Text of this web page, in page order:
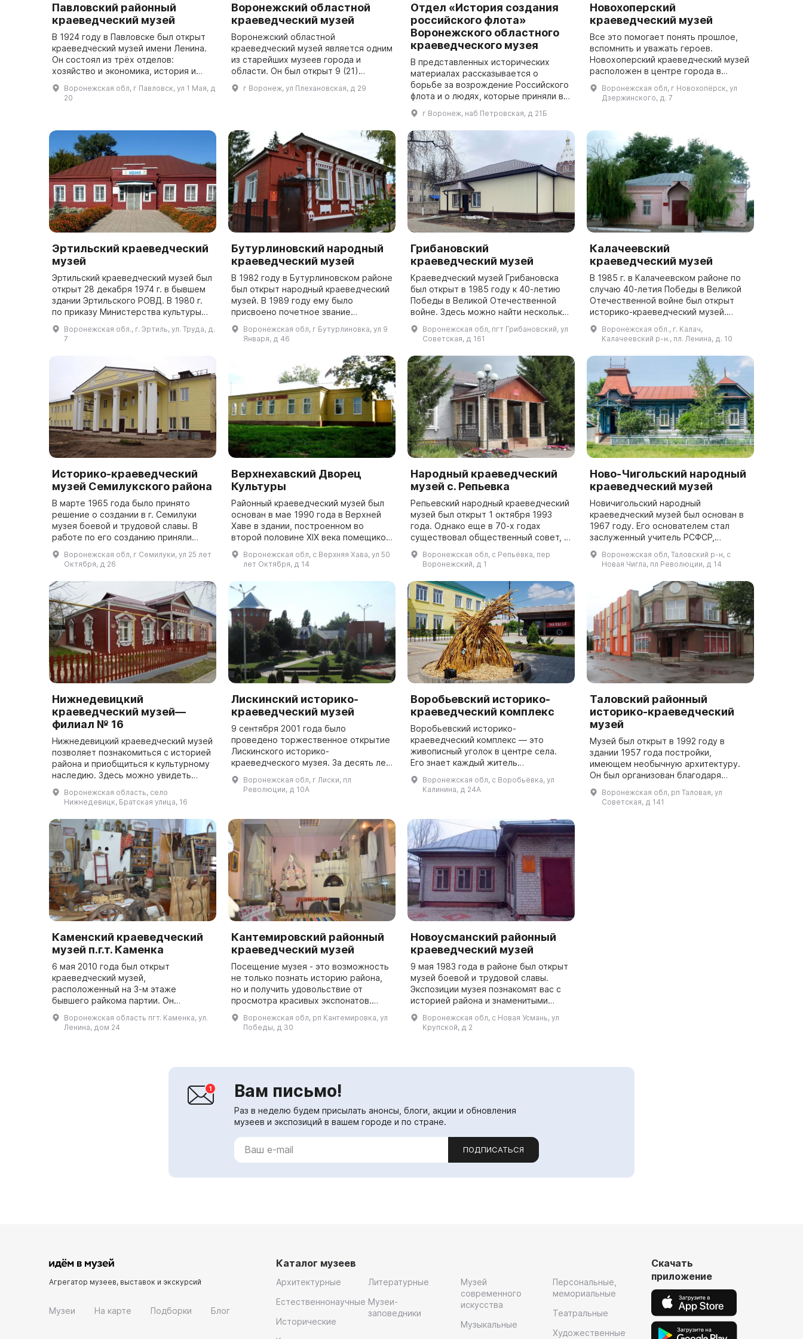
Павловский районный
краеведческий музей
В 1924 году в Павловске был открыт
краеведческий музей имени Ленина.
Он состоял из трёх отделов:
хозяйство и экономика, история и
археология, природа родного края. В
музее было 553 экспоната, которые
Воронежская обл, г Павловск, ул 1 Мая, д
20
Воронежский областной
краеведческий музей
Воронежский областной
краеведческий музей является одним
из старейших музеев города и
области. Он был открыт 9 (21)
сентября 1894 года и состоит из пяти
отделов. В основном здании
г Воронеж, ул Плехановская, д 29
Отдел «История создания
российского флота»
Воронежского областного
краеведческого музея
В представленных исторических
материалах рассказывается о
борьбе за возрождение Российского
флота и о людях, которые приняли в
ней участие. 27 июля 2014 года в
Воронеже был открыт отдел ВОКМ
«Истор...
г Воронеж, наб Петровская, д 21Б
Новохоперский
краеведческий музей
Все это помогает понять прошлое,
вспомнить и уважать героев.
Новохоперский краеведческий музей
расположен в центре города в
особняке XIX века. В пяти залах
экспозиции представлены материалы
о прошл...
Воронежская обл, г Новохопёрск, ул
Дзержинского, д. 7
Эртильский краеведческий
музей
Эртильский краеведческий музей был
открыт 28 декабря 1974 г. в бывшем
здании Эртильского РОВД. В 1980 г.
по приказу Министерства культуры
СССР он получил звание «Народный»,
а в 1990 г. стал муниципаль...
Воронежская обл., г. Эртиль, ул. Труда, д.
7
Бутурлиновский народный
краеведческий музей
В 1982 году в Бутурлиновском районе
был открыт народный краеведческий
музей. В 1989 году ему было
присвоено почетное звание
«народный». Музей находится в
купеческом особняке,
принадлежавшем лесоторгов...
Воронежская обл, г Бутурлиновка, ул 9
Января, д 46
Грибановский
краеведческий музей
Краеведческий музей Грибановска
был открыт в 1985 году к 40-летию
Победы в Великой Отечественной
войне. Здесь можно найти несколько
тематических залов, включая зал
крестьянского быта XIX-XX веков с
Воронежская обл, пгт Грибановский, ул
Советская, д 161
Калачеевский
краеведческий музей
В 1985 г. в Калачеевском районе по
случаю 40-летия Победы в Великой
Отечественной войне был открыт
историко-краеведческий музей.
Здесь представлены экспонаты,
показывающие культуру народов,
Воронежская обл., г. Калач,
Калачеевский р-н., пл. Ленина, д. 10
Историко-краеведческий
музей Семилукского района
В марте 1965 года было принято
решение о создании в г. Семилуки
музея боевой и трудовой славы. В
работе по его созданию приняли
участие учителя, школьники,
служащие райвоенкомата, рабочие
промышленных...
Воронежская обл, г Семилуки, ул 25 лет
Октября, д 26
Верхнехавский Дворец
Культуры
Районный краеведческий музей был
основан в мае 1990 года в Верхней
Хаве в здании, построенном во
второй половине XIX века помещиком
Стрижевским в селе Сухие Гаи. В
1918 году здание было перемещено в
Воронежская обл, с Верхняя Хава, ул 50
лет Октября, д 14
Народный краеведческий
музей с. Репьевка
Репьевский народный краеведческий
музей был открыт 1 октября 1993
года. Однако еще в 70-х годах
существовал общественный совет, в
рамках которого краеведы
проводили работу по сбору и
изучению экспонат...
Воронежская обл, с Репьёвка, пер
Воронежский, д 1
Ново-Чигольский народный
краеведческий музей
Новичигольский народный
краеведческий музей был основан в
1967 году. Его основателем стал
заслуженный учитель РСФСР,
почетный гражданин Таловского
района, историк-краевед Лукьянов
Александр Тимофеевич...
Воронежская обл, Таловский р-н, с
Новая Чигла, пл Революции, д 14
Нижнедевицкий
краеведческий музей—
филиал № 16
Нижнедевицкий краеведческий музей
позволяет познакомиться с историей
района и приобщиться к культурному
наследию. Здесь можно увидеть
предметы дореволюционной,
советской и послереволюционной
эпохи, а ...
Воронежская область, село
Нижнедевицк, Братская улица, 16
Лискинский историко-
краеведческий музей
9 сентября 2001 года было
проведено торжественное открытие
Лискинского историко-
краеведческого музея. За десять лет
до этого была проведена переноска
и реконструкция XIX-вековой
пристанционной школы. ...
Воронежская обл, г Лиски, пл
Революции, д 10А
Воробьевский историко-
краеведческий комплекс
Воробьевский историко-
краеведческий комплекс — это
живописный уголок в центре села.
Его знает каждый житель
Воробьевского района. Это место,
где находятся социально значимые
объекты: школа, ФОК, центр...
Воронежская обл, с Воробьёвка, ул
Калинина, д 24А
Таловский районный
историко-краеведческий
музей
Музей был открыт в 1992 году в
здании 1957 года постройки,
имеющем необычную архитектуру.
Он был организован благодаря
усилиям районной администрации,
производственных учреждений и
жителей Таловского ...
Воронежская обл, рп Таловая, ул
Советская, д 141
Каменский краеведческий
музей п.г.т. Каменка
6 мая 2010 года был открыт
краеведческий музей,
расположенный на 3-м этаже
бывшего райкома партии. Он
содержит экспонаты, собранные
местными краеведами за последние
годы. Музей разделен на три
Воронежская область пгт. Каменка, ул.
Ленина, дом 24
Кантемировский районный
краеведческий музей
Посещение музея - это возможность
не только познать историю района,
но и получить удовольствие от
просмотра красивых экспонатов.
Кантемировский районный
краеведческий музей был основан в
декабре 1984...
Воронежская обл, рп Кантемировка, ул
Победы, д 30
Новоусманский районный
краеведческий музей
9 мая 1983 года в районе был открыт
музей боевой и трудовой славы.
Экспозиции музея познакомят вас с
историей района и знаменитыми
земляками. Одной из постоянных
экспозиций является выставка "Не
помня...
Воронежская обл, с Новая Усмань, ул
Крупской, д 2
Вам письмо!
Раз в неделю будем присылать анонсы, блоги, акции и обновления
музеев и экспозиций в вашем городе и по стране.
ПОДПИСАТЬСЯ
Агрегатор музеев, выставок и экскурсий
Музеи На карте Подборки Блог
Каталог музеев
Архитектурные
Естественнонаучные
Исторические
Литературные
Музеи-
заповедники
Музей
современного
искусства
Музыкальные
Персональные,
мемориальные
Театральные
Художественные
Скачать
приложение